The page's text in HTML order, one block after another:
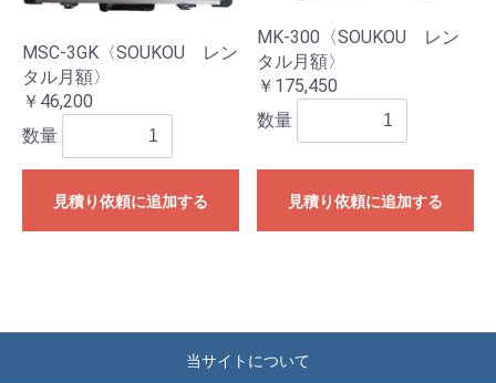
MSC-3GK〈SOUKOU レン
タル月額〉
￥46,200
数量
見積り依頼に追加する
MK-300〈SOUKOU レン
タル月額〉
￥175,450
数量
見積り依頼に追加する
当サイトについて